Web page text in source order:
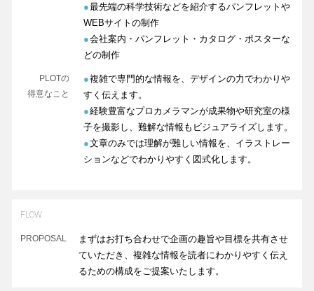
●最先端の科学技術などを紹介するパンフレットや
WEBサイトの制作
●会社案内・パンフレット・カタログ・ポスターな
どの制作
PLOTの
得意なこと
●複雑で専門的な情報を、デザインの力でわかりや
すく伝えます。
●経験豊富なプロカメラマンが成果物や研究室の様
子を撮影し、難解な情報もビジュアライズします。
●文章のみでは理解が難しい情報を、イラストレー
ションなどでわかりやすく図式化します。
FLOW
PROPOSAL
まずはお打ち合わせで企画の趣旨や目標を共有させ
ていただき、複雑な情報を読者にわかりやすく伝え
るための構成をご提案いたします。